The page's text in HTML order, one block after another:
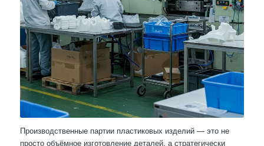
Производственные партии пластиковых изделий — это не
просто объёмное изготовление деталей, а стратегически